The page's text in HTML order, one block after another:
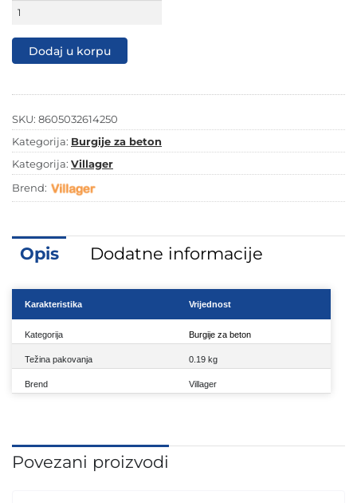
SDS
Villager
IMPACT
16X210
količina
Dodaj u korpu
SKU: 8605032614250
Kategorija: Burgije za beton
Kategorija: Villager
Brend:
Opis Dodatne informacije
Karakteristika Vrijednost
Kategorija Burgije za beton
Težina pakovanja 0.19 kg
Brend Villager
Povezani proizvodi